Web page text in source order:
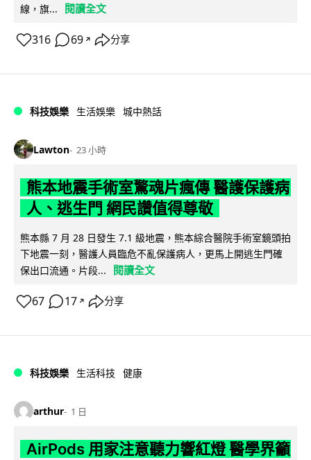
線，旗...
閱讀全文
316 69 ↗ 分享
科技娛樂 生活娛樂 城中熱話
Lawton 23 小時
熊本地震手術室驚魂片瘋傳 醫護保護病
人、逃生門 網民讚值得尊敬
熊本縣 7 月 28 日發生 7.1 級地震，熊本綜合醫院手術室鏡頭拍
下地震一刻，醫護人員臨危不亂保護病人，更馬上開逃生門確
保出口流通。片段...
閱讀全文
67 17 ↗ 分享
科技娛樂 生活科技 健康
arthur 1 日
AirPods 用家注意聽力響紅燈 醫學界籲